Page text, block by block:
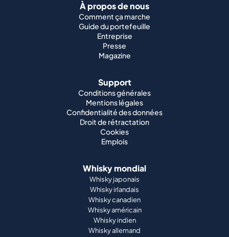
À propos de nous
Comment ça marche
Guide du portefeuille
Entreprise
Presse
Magazine
Support
Conditions générales
Mentions légales
Confidentialité des données
Droit de rétractation
Cookies
Emplois
Whisky mondial
Whisky japonais
Whisky irlandais
Whisky canadien
Whisky américain
Whisky indien
Whisky allemand